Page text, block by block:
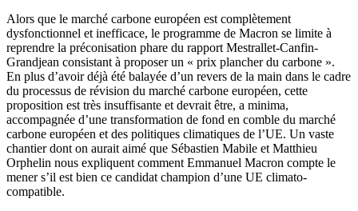
Alors que le marché carbone européen est complètement
dysfonctionnel et inefficace, le programme de Macron se limite à
reprendre la préconisation phare du rapport Mestrallet-Canfin-
Grandjean consistant à proposer un « prix plancher du carbone ».
En plus d’avoir déjà été balayée d’un revers de la main dans le cadre
du processus de révision du marché carbone européen, cette
proposition est très insuffisante et devrait être, a minima,
accompagnée d’une transformation de fond en comble du marché
carbone européen et des politiques climatiques de l’UE. Un vaste
chantier dont on aurait aimé que Sébastien Mabile et Matthieu
Orphelin nous expliquent comment Emmanuel Macron compte le
mener s’il est bien ce candidat champion d’une UE climato-
compatible.